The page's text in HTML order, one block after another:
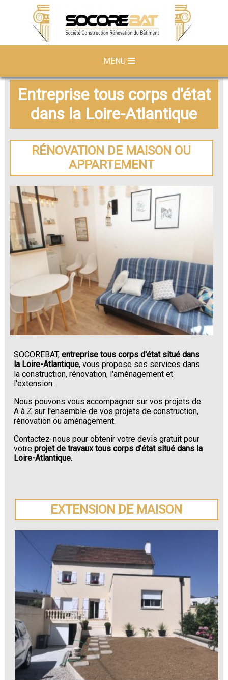
MENU
Entreprise tous corps d'état
dans la Loire-Atlantique
RÉNOVATION DE MAISON OU
APPARTEMENT
SOCOREBAT,entreprise tous corps d'état situé dans
la Loire-Atlantique, vous propose ses services dans
la construction, rénovation, l'aménagement et
l'extension.
Nous pouvons vous accompagner sur vos projets de
A à Z sur l'ensemble de vos projets de construction,
rénovation ou aménagement.
Contactez-nous pour obtenir votre devis gratuit pour
votre projet de travaux tous corps d'état situé dans la
Loire-Atlantique.
EXTENSION DE MAISON